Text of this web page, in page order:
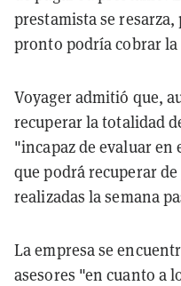
prestamista se
pronto podría cobrar
Voyager admitió que,
recuperar la totalidad
"incapaz de evaluar
que podrá recuperar
realizadas la semana
La empresa se
asesores "en cuanto a